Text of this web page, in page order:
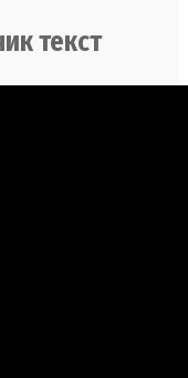
текст